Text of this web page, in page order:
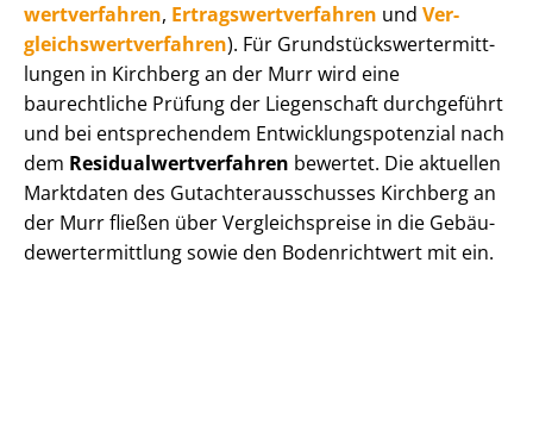
wert­ver­fah­ren, Er­trags­wert­ver­fah­ren und Ver­
gleichs­wert­ver­fah­ren). Für Grund­stücks­wert­ermitt­
lun­gen in Kirchberg an der Murr wird eine
baurechtliche Prüfung der Liegenschaft durchgeführt
und bei entsprechendem Ent­wick­lungs­po­ten­zi­al nach
dem Re­si­du­al­wert­ver­fah­ren bewertet. Die aktuellen
Marktdaten des Gut­ach­ter­aus­schus­ses Kirchberg an
der Murr fließen über Ver­gleichs­prei­se in die Ge­bäu­
de­wert­ermitt­lung sowie den Bodenrichtwert mit ein.